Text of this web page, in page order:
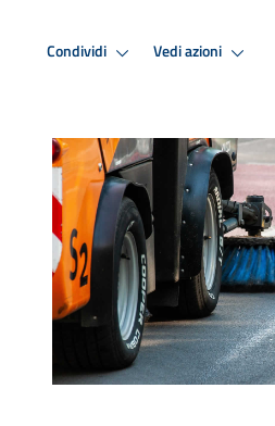
Condividi Vedi azioni